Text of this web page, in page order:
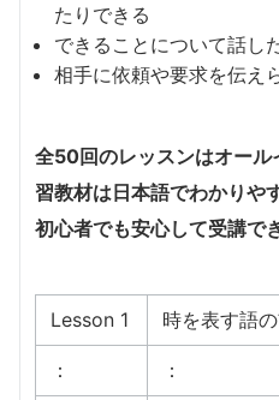
たりできる
できることについて話し
相手に依頼や要求を伝え
全50回のレッスンはオー
習教材は日本語でわかりや
初心者でも安心して受講で
Lesson 1 時を表す語
： ：